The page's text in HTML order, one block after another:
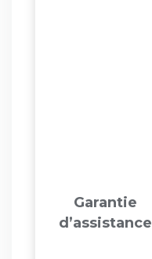
Garantie
d’assistance